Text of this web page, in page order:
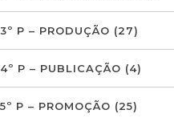
3º P – PRODUÇÃO (27)
4º P – PUBLICAÇÃO (4)
5º P – PROMOÇÃO (25)